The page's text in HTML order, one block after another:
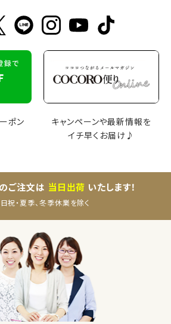
ポン
キャンペーンや最新情報を
イチ早くお届け♪
ご注文は 当日出荷 いたします！
祝・夏季、冬季休業を除く